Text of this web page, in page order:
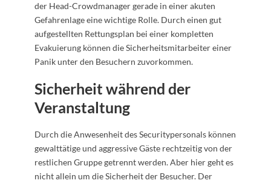
der Head-Crowdmanager gerade in einer akuten
Gefahrenlage eine wichtige Rolle. Durch einen gut
aufgestellten Rettungsplan bei einer kompletten
Evakuierung können die Sicherheitsmitarbeiter einer
Panik unter den Besuchern zuvorkommen.
Sicherheit während der
Veranstaltung
Durch die Anwesenheit des Securitypersonals können
gewalttätige und aggressive Gäste rechtzeitig von der
restlichen Gruppe getrennt werden. Aber hier geht es
nicht allein um die Sicherheit der Besucher. Der